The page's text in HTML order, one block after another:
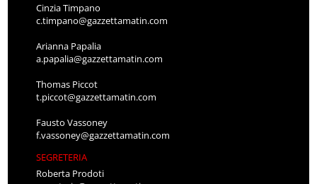
Cinzia Timpano
c.timpano@gazzettamatin.com
Arianna Papalia
a.papalia@gazzettamatin.com
Thomas Piccot
t.piccot@gazzettamatin.com
Fausto Vassoney
f.vassoney@gazzettamatin.com
SEGRETERIA
Roberta Prodoti